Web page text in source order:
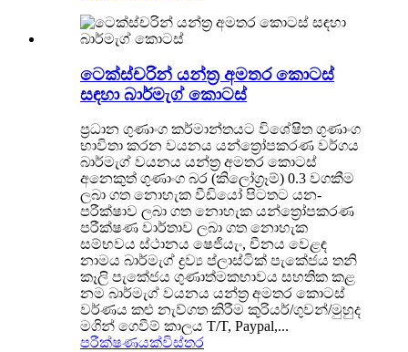
ටෙක්ස්චරින් යන්ත්‍ර අමතර කොටස්
සඳහා බාර්මැග් කොටස්
ප්‍රධාන ගුණාංග කර්මාන්තයට විශේෂිත ගුණාංග
භාවිතා කරන වයනය යන්ත්‍රෝපකරණ වර්ගය
බාර්මැග් වයනය යන්ත්‍ර අමතර කොටස්
අනෙකුත් ගුණාංග බර (කිලෝග්‍රෑම්) 0.3 වගකීම
ලබා ගත නොහැක වීඩියෝ පිටතට යන-
පරීක්ෂාව ලබා ගත නොහැක යන්ත්‍රෝපකරණ
පරීක්ෂණ වාර්තාව ලබා ගත නොහැක
සම්භවය ස්ථානය ෂෙජියැං, චීනය වෙළඳ
නාමය බාර්මැග් ද්‍රව්‍ය ප්ලාස්ටික් පැකේජය තනි
කෑලි පැකේජය ගුණාත්මකභාවය සහතික කළ
නම බාර්මැග් වයනය යන්ත්‍ර අමතර කොටස්
වර්ණය කළු නැව්ගත කිරීම කුරියර්/ගුවන්/මුහුද
මගින් ගෙවීම් කාලය T/T, Paypal,...
පරීක්ෂණයක්විස්තර